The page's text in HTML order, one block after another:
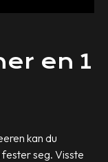
en 1
kan du
seg. Visste